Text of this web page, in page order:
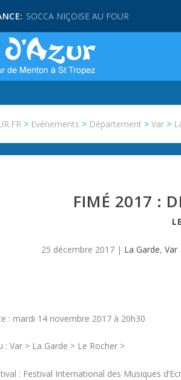
SOCCA NIÇOISE AU FOUR
> Evénements > Département >Var >
FIMÉ 2017 :
25 décembre 2017 | La Garde,Var
: mardi 14 novembre 2017 à 20h30
: Var > La Garde > Le Rocher >
: Festival International des Musiques